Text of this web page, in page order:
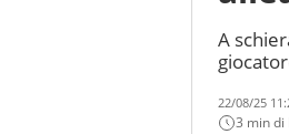
A
22/08/25
3 min di